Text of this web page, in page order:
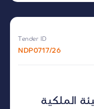
Tender ID
NDP0717/26
الملكية